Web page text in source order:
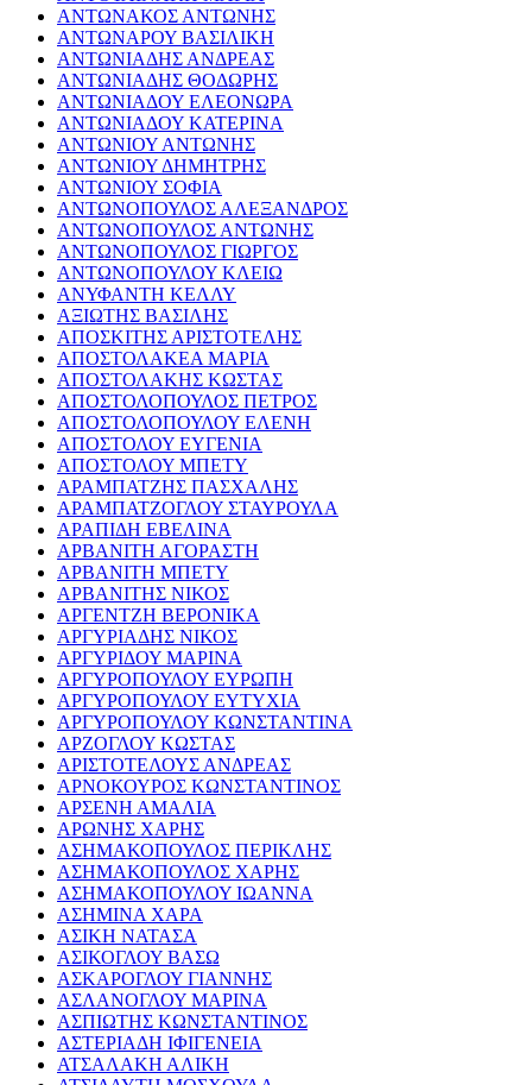
ΑΝΤΩΝΑΚΟΣ ΑΝΤΩΝΗΣ
ΑΝΤΩΝΑΡΟΥ ΒΑΣΙΛΙΚΗ
ΑΝΤΩΝΙΑΔΗΣ ΑΝΔΡΕΑΣ
ΑΝΤΩΝΙΑΔΗΣ ΘΟΔΩΡΗΣ
ΑΝΤΩΝΙΑΔΟΥ ΕΛΕΟΝΩΡΑ
ΑΝΤΩΝΙΑΔΟΥ ΚΑΤΕΡΙΝΑ
ΑΝΤΩΝΙΟΥ ΑΝΤΩΝΗΣ
ΑΝΤΩΝΙΟΥ ΔΗΜΗΤΡΗΣ
ΑΝΤΩΝΙΟΥ ΣΟΦΙΑ
ΑΝΤΩΝΟΠΟΥΛΟΣ ΑΛΕΞΑΝΔΡΟΣ
ΑΝΤΩΝΟΠΟΥΛΟΣ ΑΝΤΩΝΗΣ
ΑΝΤΩΝΟΠΟΥΛΟΣ ΓΙΩΡΓΟΣ
ΑΝΤΩΝΟΠΟΥΛΟΥ ΚΛΕΙΩ
ΑΝΥΦΑΝΤΗ ΚΕΛΛΥ
ΑΞΙΩΤΗΣ ΒΑΣΙΛΗΣ
ΑΠΟΣΚΙΤΗΣ ΑΡΙΣΤΟΤΕΛΗΣ
ΑΠΟΣΤΟΛΑΚΕΑ ΜΑΡΙΑ
ΑΠΟΣΤΟΛΑΚΗΣ ΚΩΣΤΑΣ
ΑΠΟΣΤΟΛΟΠΟΥΛΟΣ ΠΕΤΡΟΣ
ΑΠΟΣΤΟΛΟΠΟΥΛΟΥ ΕΛΕΝΗ
ΑΠΟΣΤΟΛΟΥ ΕΥΓΕΝΙΑ
ΑΠΟΣΤΟΛΟΥ ΜΠΕΤΥ
ΑΡΑΜΠΑΤΖΗΣ ΠΑΣΧΑΛΗΣ
ΑΡΑΜΠΑΤΖΟΓΛΟΥ ΣΤΑΥΡΟΥΛΑ
ΑΡΑΠΙΔΗ ΕΒΕΛΙΝΑ
ΑΡΒΑΝΙΤΗ ΑΓΟΡΑΣΤΗ
ΑΡΒΑΝΙΤΗ ΜΠΕΤΥ
ΑΡΒΑΝΙΤΗΣ ΝΙΚΟΣ
ΑΡΓΕΝΤΖΗ ΒΕΡΟΝΙΚΑ
ΑΡΓΥΡΙΑΔΗΣ ΝΙΚΟΣ
ΑΡΓΥΡΙΔΟΥ ΜΑΡΙΝΑ
ΑΡΓΥΡΟΠΟΥΛΟΥ ΕΥΡΩΠΗ
ΑΡΓΥΡΟΠΟΥΛΟΥ ΕΥΤΥΧΙΑ
ΑΡΓΥΡΟΠΟΥΛΟΥ ΚΩΝΣΤΑΝΤΙΝΑ
ΑΡΖΟΓΛΟΥ ΚΩΣΤΑΣ
ΑΡΙΣΤΟΤΕΛΟΥΣ ΑΝΔΡΕΑΣ
ΑΡΝΟΚΟΥΡΟΣ ΚΩΝΣΤΑΝΤΙΝΟΣ
ΑΡΣΕΝΗ ΑΜΑΛΙΑ
ΑΡΩΝΗΣ ΧΑΡΗΣ
ΑΣΗΜΑΚΟΠΟΥΛΟΣ ΠΕΡΙΚΛΗΣ
ΑΣΗΜΑΚΟΠΟΥΛΟΣ ΧΑΡΗΣ
ΑΣΗΜΑΚΟΠΟΥΛΟΥ ΙΩΑΝΝΑ
ΑΣΗΜΙΝΑ ΧΑΡΑ
ΑΣΙΚΗ ΝΑΤΑΣΑ
ΑΣΙΚΟΓΛΟΥ ΒΑΣΩ
ΑΣΚΑΡΟΓΛΟΥ ΓΙΑΝΝΗΣ
ΑΣΛΑΝΟΓΛΟΥ ΜΑΡΙΝΑ
ΑΣΠΙΩΤΗΣ ΚΩΝΣΤΑΝΤΙΝΟΣ
ΑΣΤΕΡΙΑΔΗ ΙΦΙΓΕΝΕΙΑ
ΑΤΣΑΛΑΚΗ ΑΛΙΚΗ